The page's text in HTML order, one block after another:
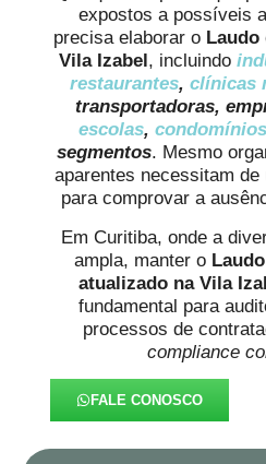
expostos a possíveis
precisa elaborar o
Vila Izabel , incluindo
restaurantes, clínicas
transportadoras,
escolas, condomínios
segmentos. Mesmo
aparentes necessitam de
para comprovar a
Em Curitiba, onde a
ampla, manter o
atualizado na Vila
fundamental para
processos de
compliance
FALE CONOSCO